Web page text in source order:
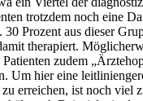
trotzdem noch eine
Prozent aus dieser
therapiert.
zudem
Um hier eine
erreichen, ist noch viel